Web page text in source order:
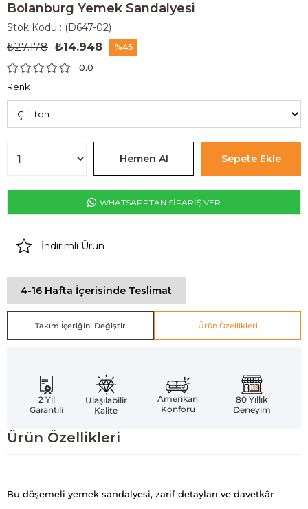
Bolanburg Yemek Sandalyesi
Stok Kodu (D647-02)
₺27.178 ₺14.948 45
0.0
Renk
WHATSAPPTAN SİPARİŞ VER
İndirimli Ürün
4-16 Hafta İçerisinde Teslimat
Takım İçeriğini Değiştir Ürün Özellikleri
2 Yıl
Garantili
Ulaşılabilir
Kalite
Amerikan
Konforu
80 Yıllık
Deneyim
Ürün Özellikleri
Bu döşemeli yemek sandalyesi, zarif detayları ve davetkâr